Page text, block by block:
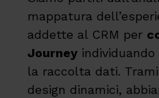
mappatura
addette al CRM per
Journey
la raccolta dati.
design dinamici,